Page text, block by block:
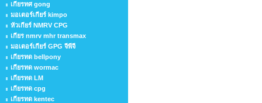
เกียรทศ gong
มอเตอร์เกียร์ kimpo
หัวเกียร์ NMRV CPG
เกียร nmrv mhr transmax
มอเตอร์เกียร์ GPG จีพีจี
เกียรทด bellpony
เกียรทด wormac
เกียรทด LM
เกียรทด cpg
เกียรทด kentec